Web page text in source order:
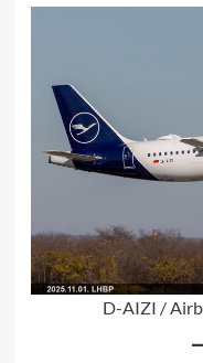
D-AIZI /